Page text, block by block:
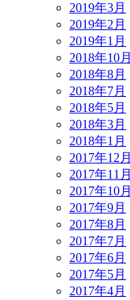
2019年3月
2019年2月
2019年1月
2018年10月
2018年8月
2018年7月
2018年5月
2018年3月
2018年1月
2017年12月
2017年11月
2017年10月
2017年9月
2017年8月
2017年7月
2017年6月
2017年5月
2017年4月